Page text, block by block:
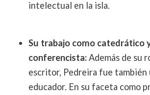
intelectual en la isla.
Su trabajo como catedrático
conferencista:Además de su
escritor, Pedreira fue también
educador. En su faceta como